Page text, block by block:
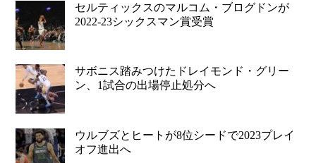
セルティックスのマルコム・ブログドンが
2022-23シックスマン賞受賞
サボニス踏みつけたドレイモンド・グリー
ン、1試合の出場停止処分へ
ウルブズとヒートが8位シードで2023プレイ
オフ進出へ